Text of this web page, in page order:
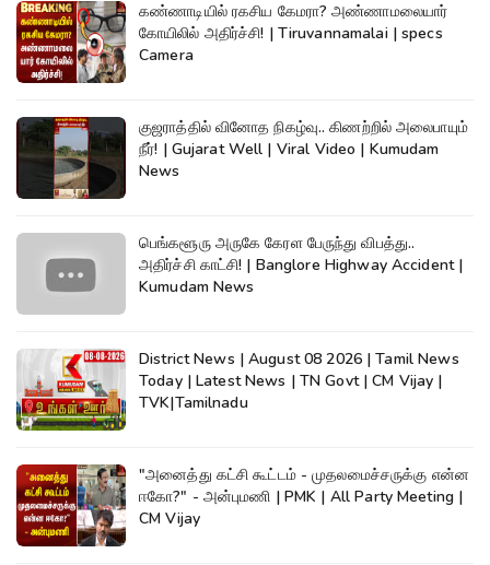
கண்ணாடியில் ரகசிய கேமரா? அண்ணாமலையார்
கோயிலில் அதிர்ச்சி! | Tiruvannamalai | specs
Camera
குஜராத்தில் வினோத நிகழ்வு.. கிணற்றில் அலைபாயும்
நீர்! | Gujarat Well | Viral Video | Kumudam
News
பெங்களூரு அருகே கேரள பேருந்து விபத்து..
அதிர்ச்சி காட்சி! | Banglore Highway Accident |
Kumudam News
District News | August 08 2026 | Tamil News
Today | Latest News | TN Govt | CM Vijay |
TVK|Tamilnadu
"அனைத்து கட்சி கூட்டம் - முதலமைச்சருக்கு என்ன
ஈகோ?" - அன்புமணி | PMK | All Party Meeting |
CM Vijay